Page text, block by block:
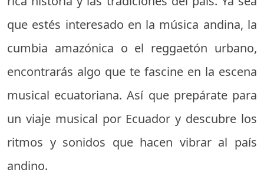
que estés interesado en la música andina, la
cumbia amazónica o el reggaetón urbano,
encontrarás algo que te fascine en la escena
musical ecuatoriana. Así que prepárate para
un viaje musical por Ecuador y descubre los
ritmos y sonidos que hacen vibrar al país
andino.